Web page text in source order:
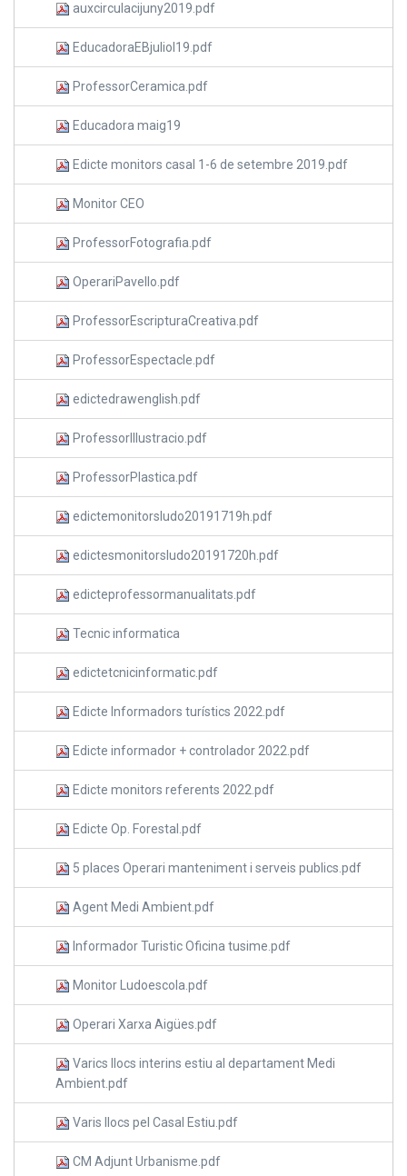
auxcirculacijuny2019.pdf
EducadoraEBjuliol19.pdf
ProfessorCeramica.pdf
Educadora maig19
Edicte monitors casal 1-6 de setembre 2019.pdf
Monitor CEO
ProfessorFotografia.pdf
OperariPavello.pdf
ProfessorEscripturaCreativa.pdf
ProfessorEspectacle.pdf
edictedrawenglish.pdf
ProfessorIllustracio.pdf
ProfessorPlastica.pdf
edictemonitorsludo20191719h.pdf
edictesmonitorsludo20191720h.pdf
edicteprofessormanualitats.pdf
Tecnic informatica
edictetcnicinformatic.pdf
Edicte Informadors turístics 2022.pdf
Edicte informador + controlador 2022.pdf
Edicte monitors referents 2022.pdf
Edicte Op. Forestal.pdf
5 places Operari manteniment i serveis publics.pdf
Agent Medi Ambient.pdf
Informador Turistic Oficina tusime.pdf
Monitor Ludoescola.pdf
Operari Xarxa Aigües.pdf
Varics llocs interins estiu al departament Medi
Ambient.pdf
Varis llocs pel Casal Estiu.pdf
CM Adjunt Urbanisme.pdf